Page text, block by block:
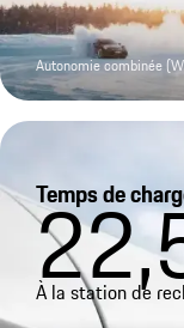
Autonomie combinée
Temps de
À la station de